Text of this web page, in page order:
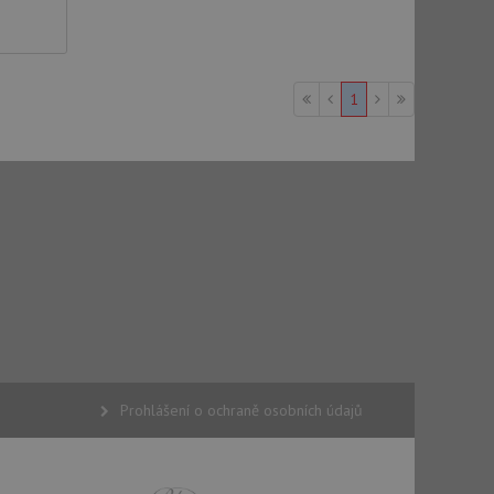
1
Prohlášení o ochraně osobních údajů